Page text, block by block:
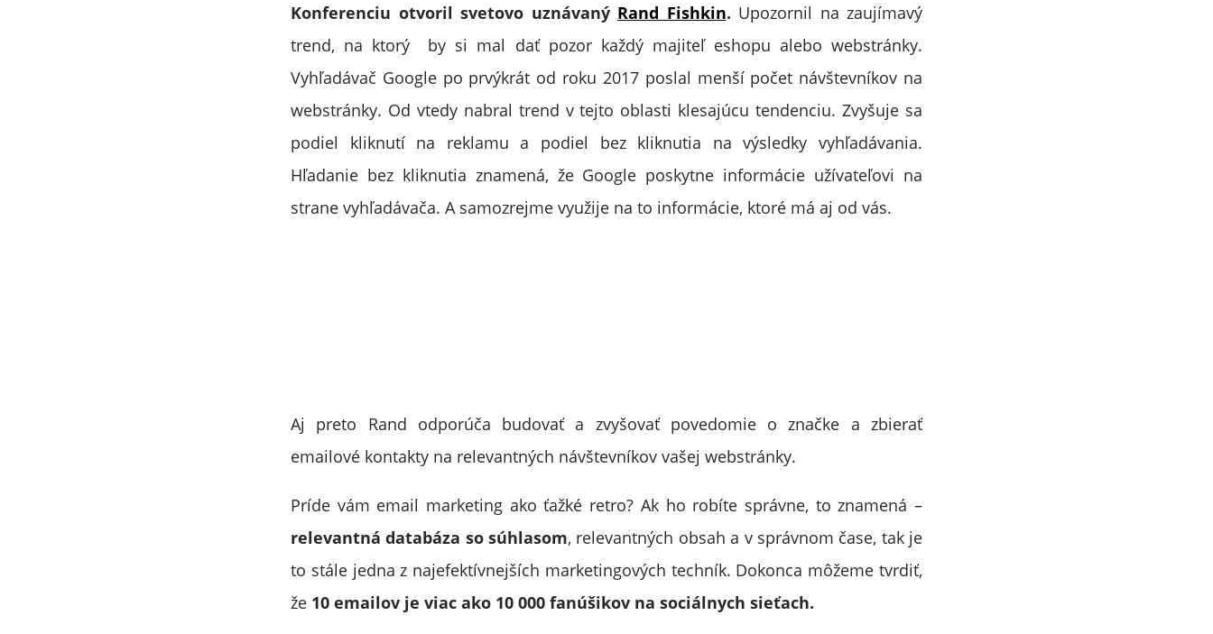
Konferenciu otvoril svetovo uznávaný Rand Fishkin. Upozornil na zaujímavý
trend, na ktorý by si mal dať pozor každý majiteľ eshopu alebo webstránky.
Vyhľadávač Google po prvýkrát od roku 2017 poslal menší počet návštevníkov na
webstránky. Od vtedy nabral trend v tejto oblasti klesajúcu tendenciu. Zvyšuje sa
podiel kliknutí na reklamu a podiel bez kliknutia na výsledky vyhľadávania.
Hľadanie bez kliknutia znamená, že Google poskytne informácie užívateľovi na
strane vyhľadávača. A samozrejme využije na to informácie, ktoré má aj od vás.
Aj preto Rand odporúča budovať a zvyšovať povedomie o značke a zbierať
emailové kontakty na relevantných návštevníkov vašej webstránky.
Príde vám email marketing ako ťažké retro? Ak ho robíte správne, to znamená –
relevantná databáza so súhlasom, relevantných obsah a v správnom čase, tak je
to stále jedna z najefektívnejších marketingových techník. Dokonca môžeme tvrdiť,
že 10 emailov je viac ako 10 000 fanúšikov na sociálnych sieťach.